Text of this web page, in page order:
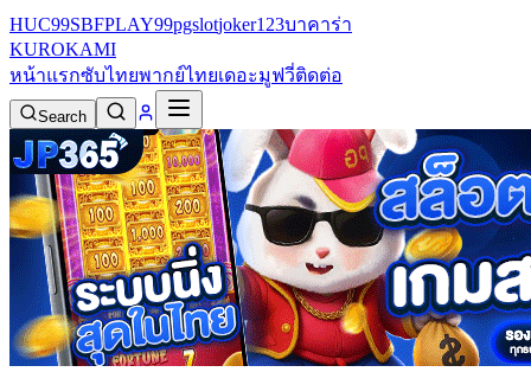
HUC99SBFPLAY99pgslotjoker123บาคาร่า
KUROKAMI
หน้าแรกซับไทยพากย์ไทยเดอะมูฟวี่ติดต่อ
Search